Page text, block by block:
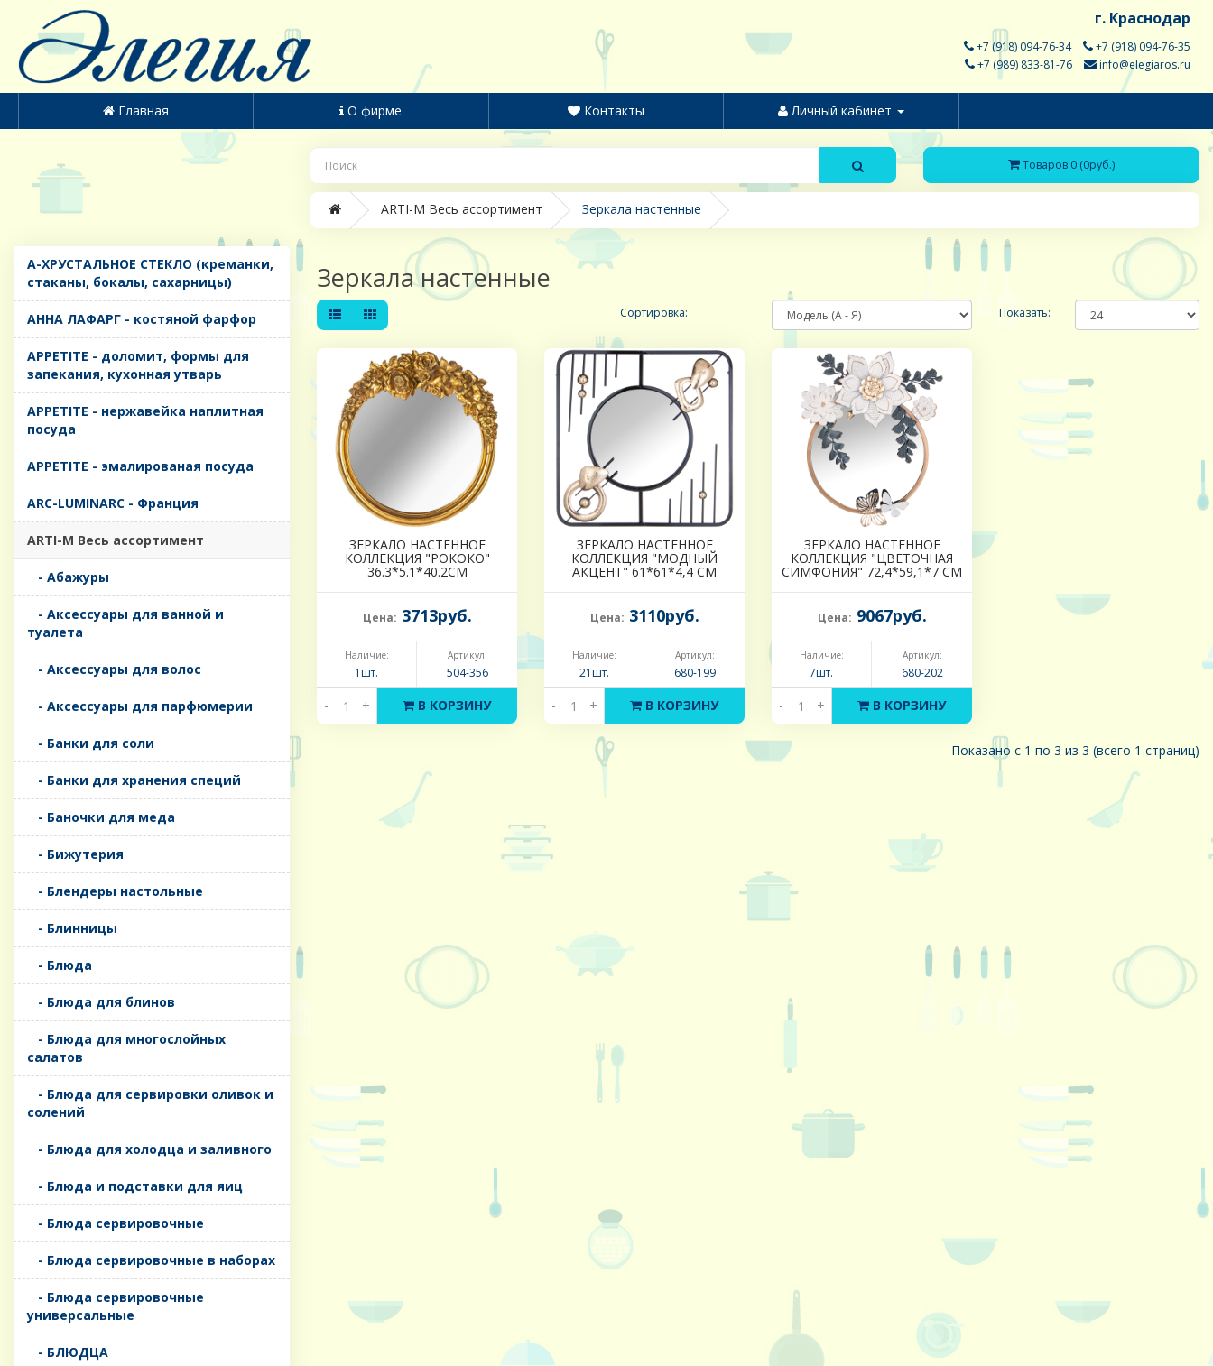
г. Краснодар
+7 (918) 094-76-34
+7 (918) 094-76-35
+7 (989) 833-81-76
info@elegiaros.ru
Главная О фирме Контакты Личный кабинет
Товаров 0 (0руб.)
ARTI-M Весь ассортимент Зеркала настенные
A-ХРУСТАЛЬНОЕ СТЕКЛО (креманки,
стаканы, бокалы, сахарницы)
AHHA ЛАФАРГ - костяной фарфор
APPETITE - доломит, формы для
запекания, кухонная утварь
APPETITE - нержавейка наплитная
посуда
APPETITE - эмалированая посуда
ARC-LUMINARC - Франция
ARTI-M Весь ассортимент
- Абажуры
- Аксессуары для ванной и
туалета
- Аксессуары для волос
- Аксессуары для парфюмерии
- Банки для соли
- Банки для хранения специй
- Баночки для меда
- Бижутерия
- Блендеры настольные
- Блинницы
- Блюда
- Блюда для блинов
- Блюда для многослойных
салатов
- Блюда для сервировки оливок и
солений
- Блюда для холодца и заливного
- Блюда и подставки для яиц
- Блюда сервировочные
- Блюда сервировочные в наборах
- Блюда сервировочные
универсальные
- БЛЮДЦА
Зеркала настенные
Сортировка: Показать:
ЗЕРКАЛО НАСТЕННОЕ
КОЛЛЕКЦИЯ "РОКОКО"
36.3*5.1*40.2CM
Цена: 3713руб.
Наличие:
1шт.
Артикул:
504-356
- + В КОРЗИНУ
ЗЕРКАЛО НАСТЕННОЕ
КОЛЛЕКЦИЯ "МОДНЫЙ
АКЦЕНТ" 61*61*4,4 СМ
Цена: 3110руб.
Наличие:
21шт.
Артикул:
680-199
- + В КОРЗИНУ
ЗЕРКАЛО НАСТЕННОЕ
КОЛЛЕКЦИЯ "ЦВЕТОЧНАЯ
СИМФОНИЯ" 72,4*59,1*7 СМ
Цена: 9067руб.
Наличие:
7шт.
Артикул:
680-202
- + В КОРЗИНУ
Показано с 1 по 3 из 3 (всего 1 страниц)